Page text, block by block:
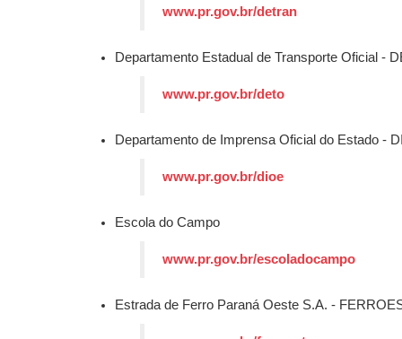
www.pr.gov.br/detran
Departamento Estadual de Transporte Oficial -
www.pr.gov.br/deto
Departamento de Imprensa Oficial do Estado -
www.pr.gov.br/dioe
Escola do Campo
www.pr.gov.br/escoladocampo
Estrada de Ferro Paraná Oeste S.A. -